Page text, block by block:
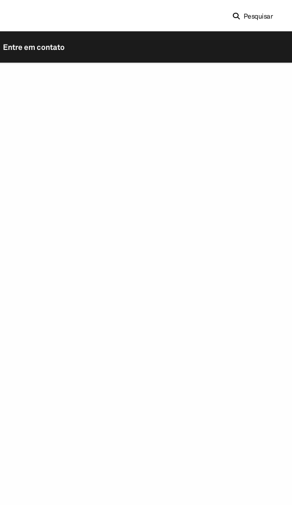
Pesquisar
Entre em contato